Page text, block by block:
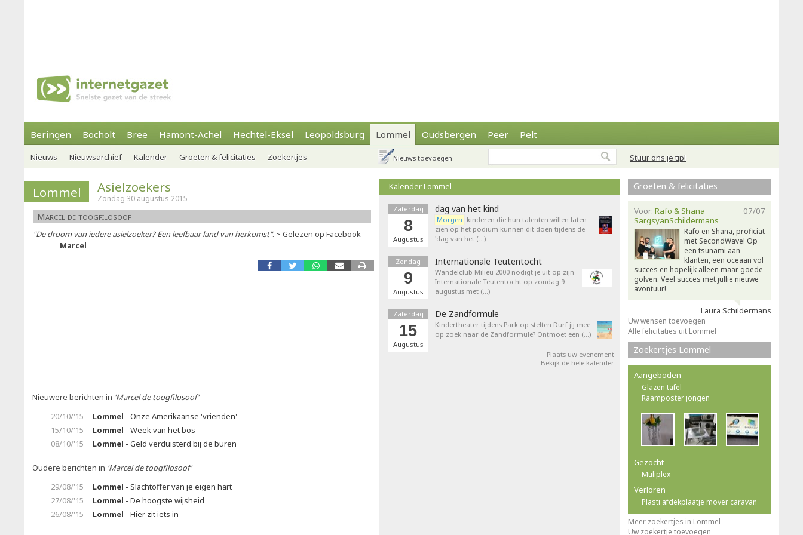
Beringen Bocholt Bree Hamont-Achel Hechtel-Eksel Leopoldsburg Lommel Oudsbergen Peer Pelt
Stuur ons je tip!
Nieuws Nieuwsarchief Kalender Groeten & felicitaties Zoekertjes Nieuws toevoegen
Lommel Asielzoekers
Zondag 30 augustus 2015
Marcel de toogfilosoof
"De droom van iedere asielzoeker? Een leefbaar land van herkomst". ~ Gelezen op Facebook
Marcel
Nieuwere berichten in 'Marcel de toogfilosoof'
20/10/'15
Lommel - Onze Amerikaanse 'vrienden'
15/10/'15
Lommel - Week van het bos
08/10/'15
Lommel - Geld verduisterd bij de buren
Oudere berichten in 'Marcel de toogfilosoof'
29/08/'15
Lommel - Slachtoffer van je eigen hart
27/08/'15
Lommel - De hoogste wijsheid
26/08/'15
Lommel - Hier zit iets in
Kalender Lommel
Zaterdag
8
Augustus
dag van het kind
Morgen kinderen die hun talenten willen laten
zien op het podium kunnen dit doen tijdens de
'dag van het (…)
Zondag
9
Augustus
Internationale Teutentocht
Wandelclub Milieu 2000 nodigt je uit op zijn
Internationale Teutentocht op zondag 9
augustus met (…)
Zaterdag
15
Augustus
De Zandformule
Kindertheater tijdens Park op stelten Durf jij mee
op zoek naar de Zandformule? Ontmoet een (…)
Plaats uw evenement
Bekijk de hele kalender
Groeten & felicitaties
07/07
Voor: Rafo & Shana
SargsyanSchildermans
Rafo en Shana, proficiat
met SecondWave! Op
een tsunami aan
klanten, een oceaan vol
succes en hopelijk alleen maar goede
golven. Veel succes met jullie nieuwe
avontuur!
Laura Schildermans
Uw wensen toevoegen
Alle felicitaties uit Lommel
Zoekertjes Lommel
Aangeboden
Glazen tafel
Raamposter jongen
Gezocht
Muliplex
Verloren
Plasti afdekplaatje mover caravan
Meer zoekertjes in Lommel
Uw zoekertje toevoegen